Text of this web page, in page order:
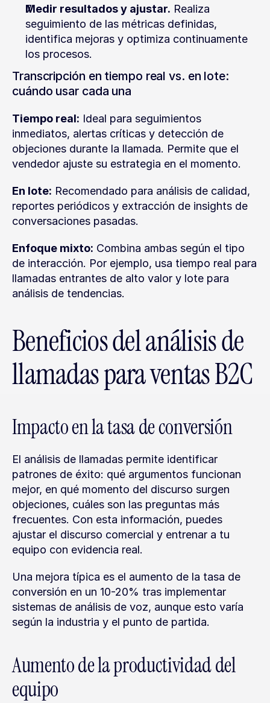
Medir resultados y ajustar. Realiza
seguimiento de las métricas definidas,
identifica mejoras y optimiza continuamente
los procesos.
Transcripción en tiempo real vs. en lote:
cuándo usar cada una
Tiempo real: Ideal para seguimientos
inmediatos, alertas críticas y detección de
objeciones durante la llamada. Permite que el
vendedor ajuste su estrategia en el momento.
En lote: Recomendado para análisis de calidad,
reportes periódicos y extracción de insights de
conversaciones pasadas.
Enfoque mixto: Combina ambas según el tipo
de interacción. Por ejemplo, usa tiempo real para
llamadas entrantes de alto valor y lote para
análisis de tendencias.
Beneficios del análisis de
llamadas para ventas B2C
Impacto en la tasa de conversión
El análisis de llamadas permite identificar
patrones de éxito: qué argumentos funcionan
mejor, en qué momento del discurso surgen
objeciones, cuáles son las preguntas más
frecuentes. Con esta información, puedes
ajustar el discurso comercial y entrenar a tu
equipo con evidencia real.
Una mejora típica es el aumento de la tasa de
conversión en un 10-20% tras implementar
sistemas de análisis de voz, aunque esto varía
según la industria y el punto de partida.
Aumento de la productividad del
equipo